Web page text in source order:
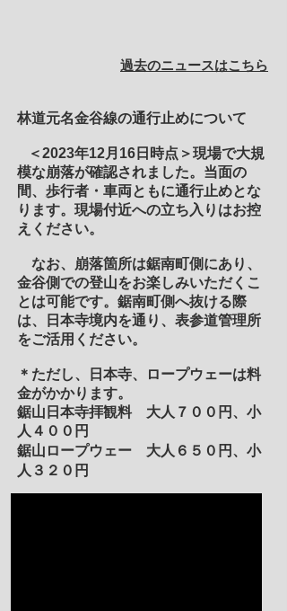
過去のニュースはこちら
林道元名金谷線の通行止めについて
＜2023年12月16 日時点＞現場で大規
模な崩落が確認されました。当面の
間、歩行者・車両ともに通行止めとな
ります。現場付近への立ち入りはお控
えください。
なお、崩落箇所は鋸南町側にあり、
金谷側での登山をお楽しみいただくこ
とは可能です。鋸南町側へ抜ける際
は、日本寺境内を通り、表参道管理所
をご活用ください。
＊ただし、日本寺、ロープウェーは料
金がかかります。
鋸山日本寺拝観料 大人７００円、小
人４００円
鋸山ロープウェー 大人６５０ 円、小
人３２０円